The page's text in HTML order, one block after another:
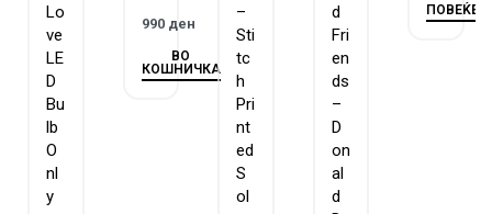
Lo
ve
LE
D
Bu
lb
O
nl
y
990 ден
ВО
КОШНИЧКА
–
Sti
tc
h
Pri
nt
ed
S
ol
d
Fri
en
ds
–
D
on
al
d
ПОВЕЌЕ